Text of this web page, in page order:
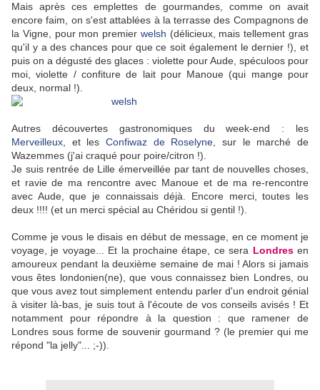
Mais après ces emplettes de gourmandes, comme on avait
encore faim, on s'est attablées à la terrasse des Compagnons de
la Vigne, pour mon premier welsh (délicieux, mais tellement gras
qu'il y a des chances pour que ce soit également le dernier !), et
puis on a dégusté des glaces : violette pour Aude, spéculoos pour
moi, violette / confiture de lait pour Manoue (qui mange pour
deux, normal !).
Autres découvertes gastronomiques du week-end : les
Merveilleux , et les Confiwaz de Roselyne , sur le marché de
Wazemmes (j'ai craqué pour poire/citron !).
Je suis rentrée de Lille émerveillée par tant de nouvelles choses,
et ravie de ma rencontre avec Manoue et de ma re-rencontre
avec Aude, que je connaissais déjà. Encore merci, toutes les
deux !!!! (et un merci spécial au Chéridou si gentil !).
Comme je vous le disais en début de message, en ce moment je
voyage, je voyage... Et la prochaine étape, ce sera Londresen
amoureux pendant la deuxième semaine de mai ! Alors si jamais
vous êtes londonien(ne), que vous connaissez bien Londres, ou
que vous avez tout simplement entendu parler d'un endroit génial
à visiter là-bas, je suis tout à l'écoute de vos conseils avisés ! Et
notamment pour répondre à la question : que ramener de
Londres sous forme de souvenir gourmand ? (le premier qui me
répond "la jelly"... ;-)).